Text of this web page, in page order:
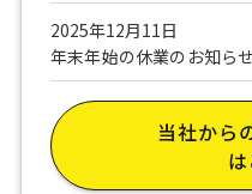
2025年12月11日
年末年始の休業のお知らせ
当社から